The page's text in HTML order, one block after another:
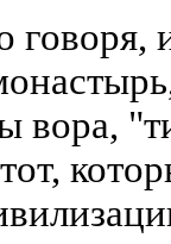
говоря,
вора,